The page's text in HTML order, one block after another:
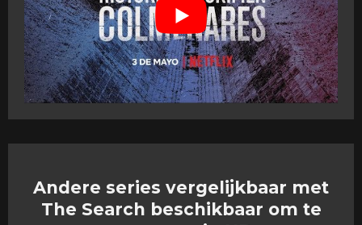
Andere series vergelijkbaar met
The Search beschikbaar om te